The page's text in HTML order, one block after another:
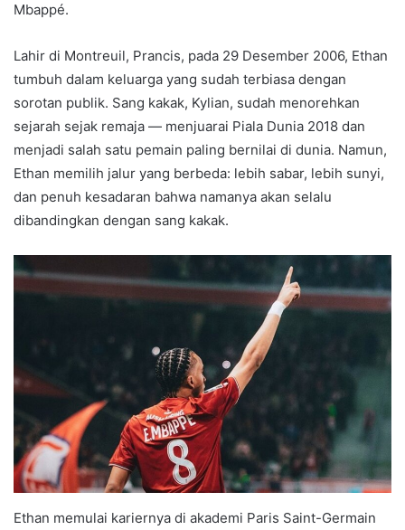
Mbappé.
Lahir di Montreuil, Prancis, pada 29 Desember 2006, Ethan
tumbuh dalam keluarga yang sudah terbiasa dengan
sorotan publik. Sang kakak, Kylian, sudah menorehkan
sejarah sejak remaja — menjuarai Piala Dunia 2018 dan
menjadi salah satu pemain paling bernilai di dunia. Namun,
Ethan memilih jalur yang berbeda: lebih sabar, lebih sunyi,
dan penuh kesadaran bahwa namanya akan selalu
dibandingkan dengan sang kakak.
Ethan memulai kariernya di akademi Paris Saint-Germain